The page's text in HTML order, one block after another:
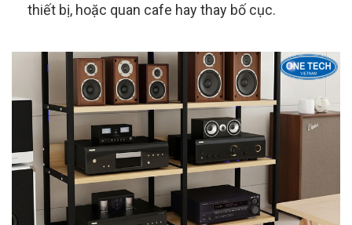
thiết bị, hoặc quan cafe hay thay bố cục.